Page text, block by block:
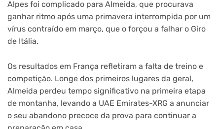
Alpes foi complicado para Almeida, que procurava
ganhar ritmo após uma primavera interrompida por um
vírus contraído em março, que o forçou a falhar o Giro
de Itália.
Os resultados em França refletiram a falta de treino e
competição. Longe dos primeiros lugares da geral,
Almeida perdeu tempo significativo na primeira etapa
de montanha, levando a UAE Emirates-XRG a anunciar
o seu abandono precoce da prova para continuar a